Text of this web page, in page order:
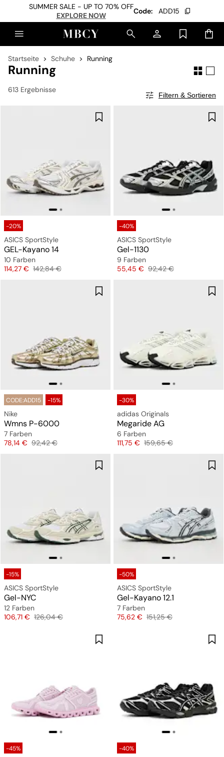
SUMMER SALE - UP TO 70% OFF
EXPLORE NOW
Code: ADD15
Startseite Schuhe Running
Running
613 Ergebnisse
Filtern & Sortieren
-20%
ASICS SportStyle
GEL-Kayano 14
10 Farben
Preis
114,27 € Originalpreis
142,84 €
-40%
ASICS SportStyle
Gel-1130
9 Farben
Preis
55,45 € Originalpreis
92,42 €
CODE:ADD15 -15%
Nike
Wmns P-6000
7 Farben
Preis
78,14 € Originalpreis
92,42 €
-30%
adidas Originals
Megaride AG
6 Farben
Preis
111,75 € Originalpreis
159,65 €
-15%
ASICS SportStyle
Gel-NYC
12 Farben
Preis
106,71 € Originalpreis
126,04 €
-50%
ASICS SportStyle
Gel-Kayano 12.1
7 Farben
Preis
75,62 € Originalpreis
151,25 €
-45% -40%